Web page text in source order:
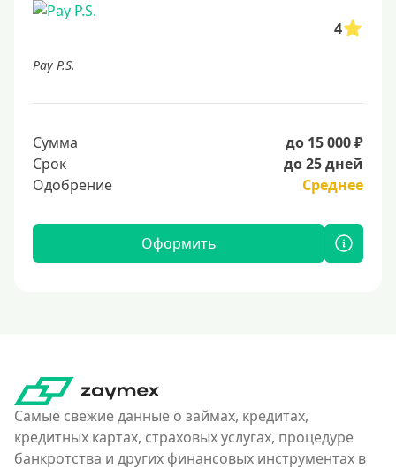
4
Pay P.S.
Сумма
до 15 000 ₽
Срок
до 25 дней
Одобрение
Среднее
Оформить
Самые свежие данные о займах, кредитах,
кредитных картах, страховых услугах, процедуре
банкротства и других финансовых инструментах в